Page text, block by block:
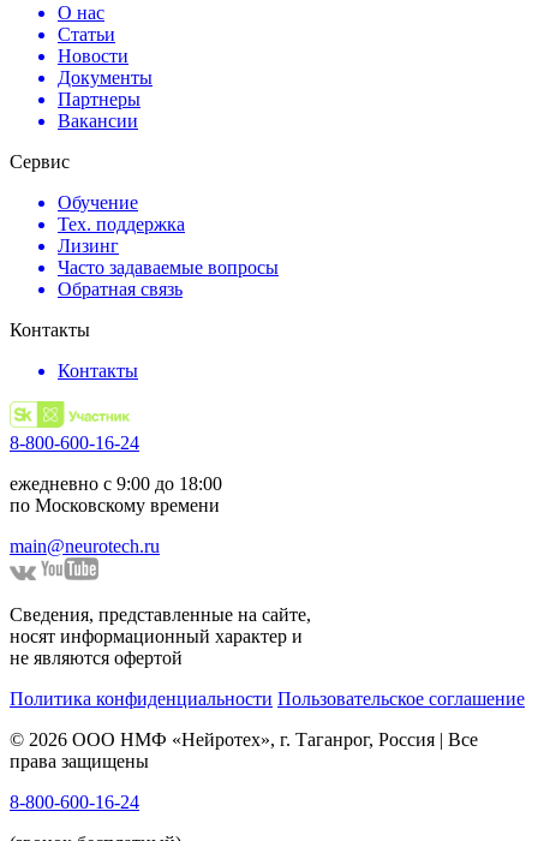
О нас
Статьи
Новости
Документы
Партнеры
Вакансии
Сервис
Обучение
Тех. поддержка
Лизинг
Часто задаваемые вопросы
Обратная связь
Контакты
Контакты
8-800-600-16-24
ежедневно с 9:00 до 18:00
по Московскому времени
main@neurotech.ru
Сведения, представленные на сайте,
носят информационный характер и
не являются офертой
Политика конфиденциальности Пользовательское соглашение
© 2026 ООО НМФ «Нейротех», г. Таганрог, Россия | Все
права защищены
8-800-600-16-24